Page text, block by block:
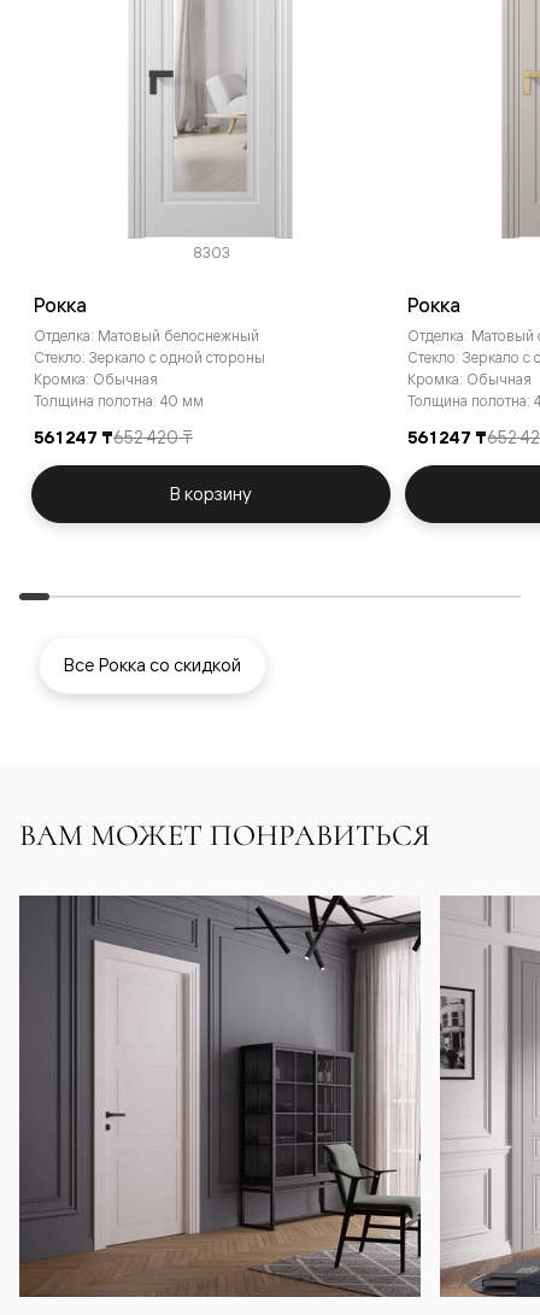
8303
Рокка
Отделка: Матовый белоснежный
Стекло: Зеркало с одной стороны
Кромка: Обычная
Толщина полотна: 40 мм
561 247 ₸652 420 ₸
В корзину
Рокка
Отделка: Матовый
Стекло: Зеркало с
Кромка: Обычная
Толщина полотна:
561 247 ₸652
Все Рокка со скидкой
ВАМ МОЖЕТ ПОНРАВИТЬСЯ